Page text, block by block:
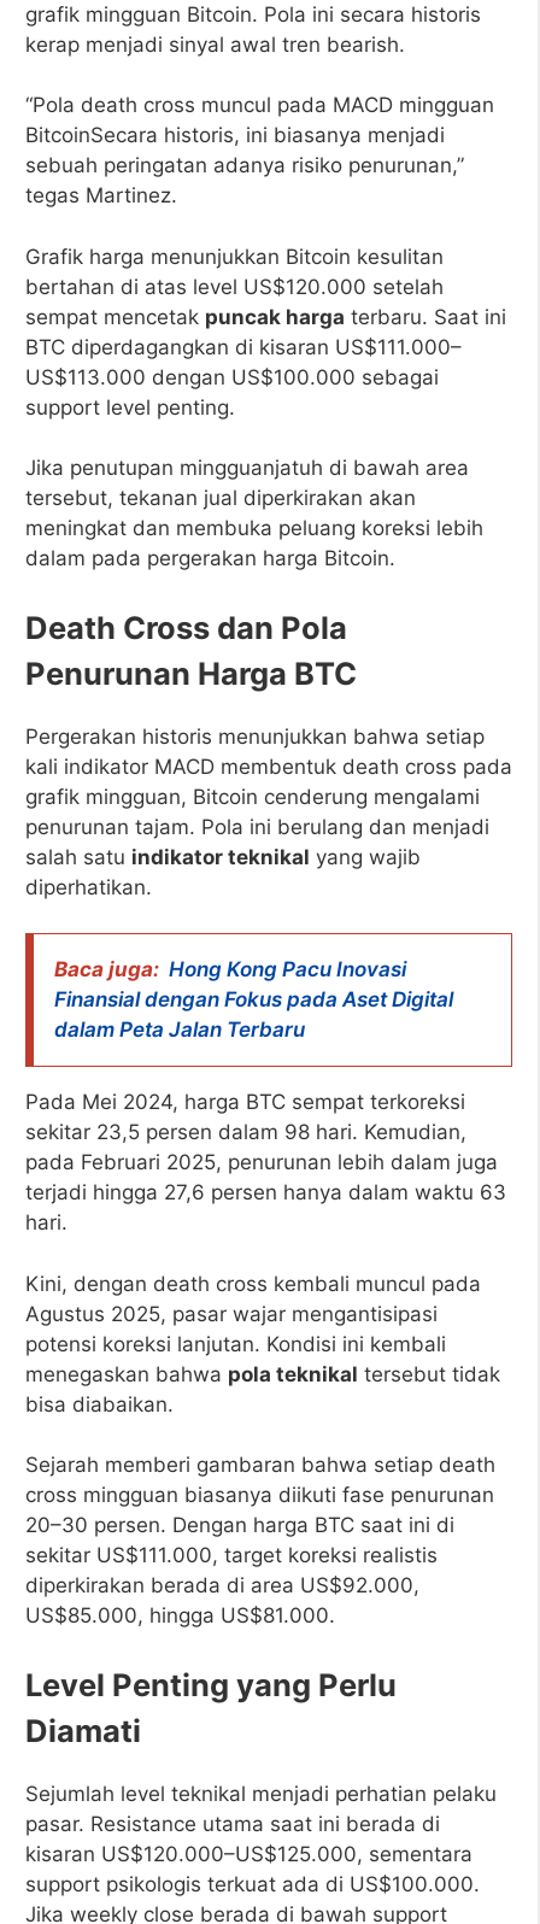
grafik mingguan Bitcoin. Pola ini secara historis
kerap menjadi sinyal awal tren bearish.
“Pola death cross muncul pada MACD mingguan
BitcoinSecara historis, ini biasanya menjadi
sebuah peringatan adanya risiko penurunan,”
tegas Martinez.
Grafik harga menunjukkan Bitcoin kesulitan
bertahan di atas level US$120.000 setelah
sempat mencetak puncak harga terbaru. Saat ini
BTC diperdagangkan di kisaran US$111.000–
US$113.000 dengan US$100.000 sebagai
support level penting.
Jika penutupan mingguanjatuh di bawah area
tersebut, tekanan jual diperkirakan akan
meningkat dan membuka peluang koreksi lebih
dalam pada pergerakan harga Bitcoin.
Death Cross dan Pola
Penurunan Harga BTC
Pergerakan historis menunjukkan bahwa setiap
kali indikator MACD membentuk death cross pada
grafik mingguan, Bitcoin cenderung mengalami
penurunan tajam. Pola ini berulang dan menjadi
salah satu indikator teknikal yang wajib
diperhatikan.
Baca juga: Hong Kong Pacu Inovasi
Finansial dengan Fokus pada Aset Digital
dalam Peta Jalan Terbaru
Pada Mei 2024, harga BTC sempat terkoreksi
sekitar 23,5 persen dalam 98 hari. Kemudian,
pada Februari 2025, penurunan lebih dalam juga
terjadi hingga 27,6 persen hanya dalam waktu 63
hari.
Kini, dengan death cross kembali muncul pada
Agustus 2025, pasar wajar mengantisipasi
potensi koreksi lanjutan. Kondisi ini kembali
menegaskan bahwa pola teknikal tersebut tidak
bisa diabaikan.
Sejarah memberi gambaran bahwa setiap death
cross mingguan biasanya diikuti fase penurunan
20–30 persen. Dengan harga BTC saat ini di
sekitar US$111.000, target koreksi realistis
diperkirakan berada di area US$92.000,
US$85.000, hingga US$81.000.
Level Penting yang Perlu
Diamati
Sejumlah level teknikal menjadi perhatian pelaku
pasar. Resistance utama saat ini berada di
kisaran US$120.000–US$125.000, sementara
support psikologis terkuat ada di US$100.000.
Jika weekly close berada di bawah support